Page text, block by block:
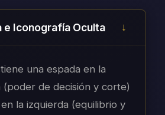
e Iconografía Oculta
una espada en la
(poder de decisión y corte)
la izquierda (equilibrio y